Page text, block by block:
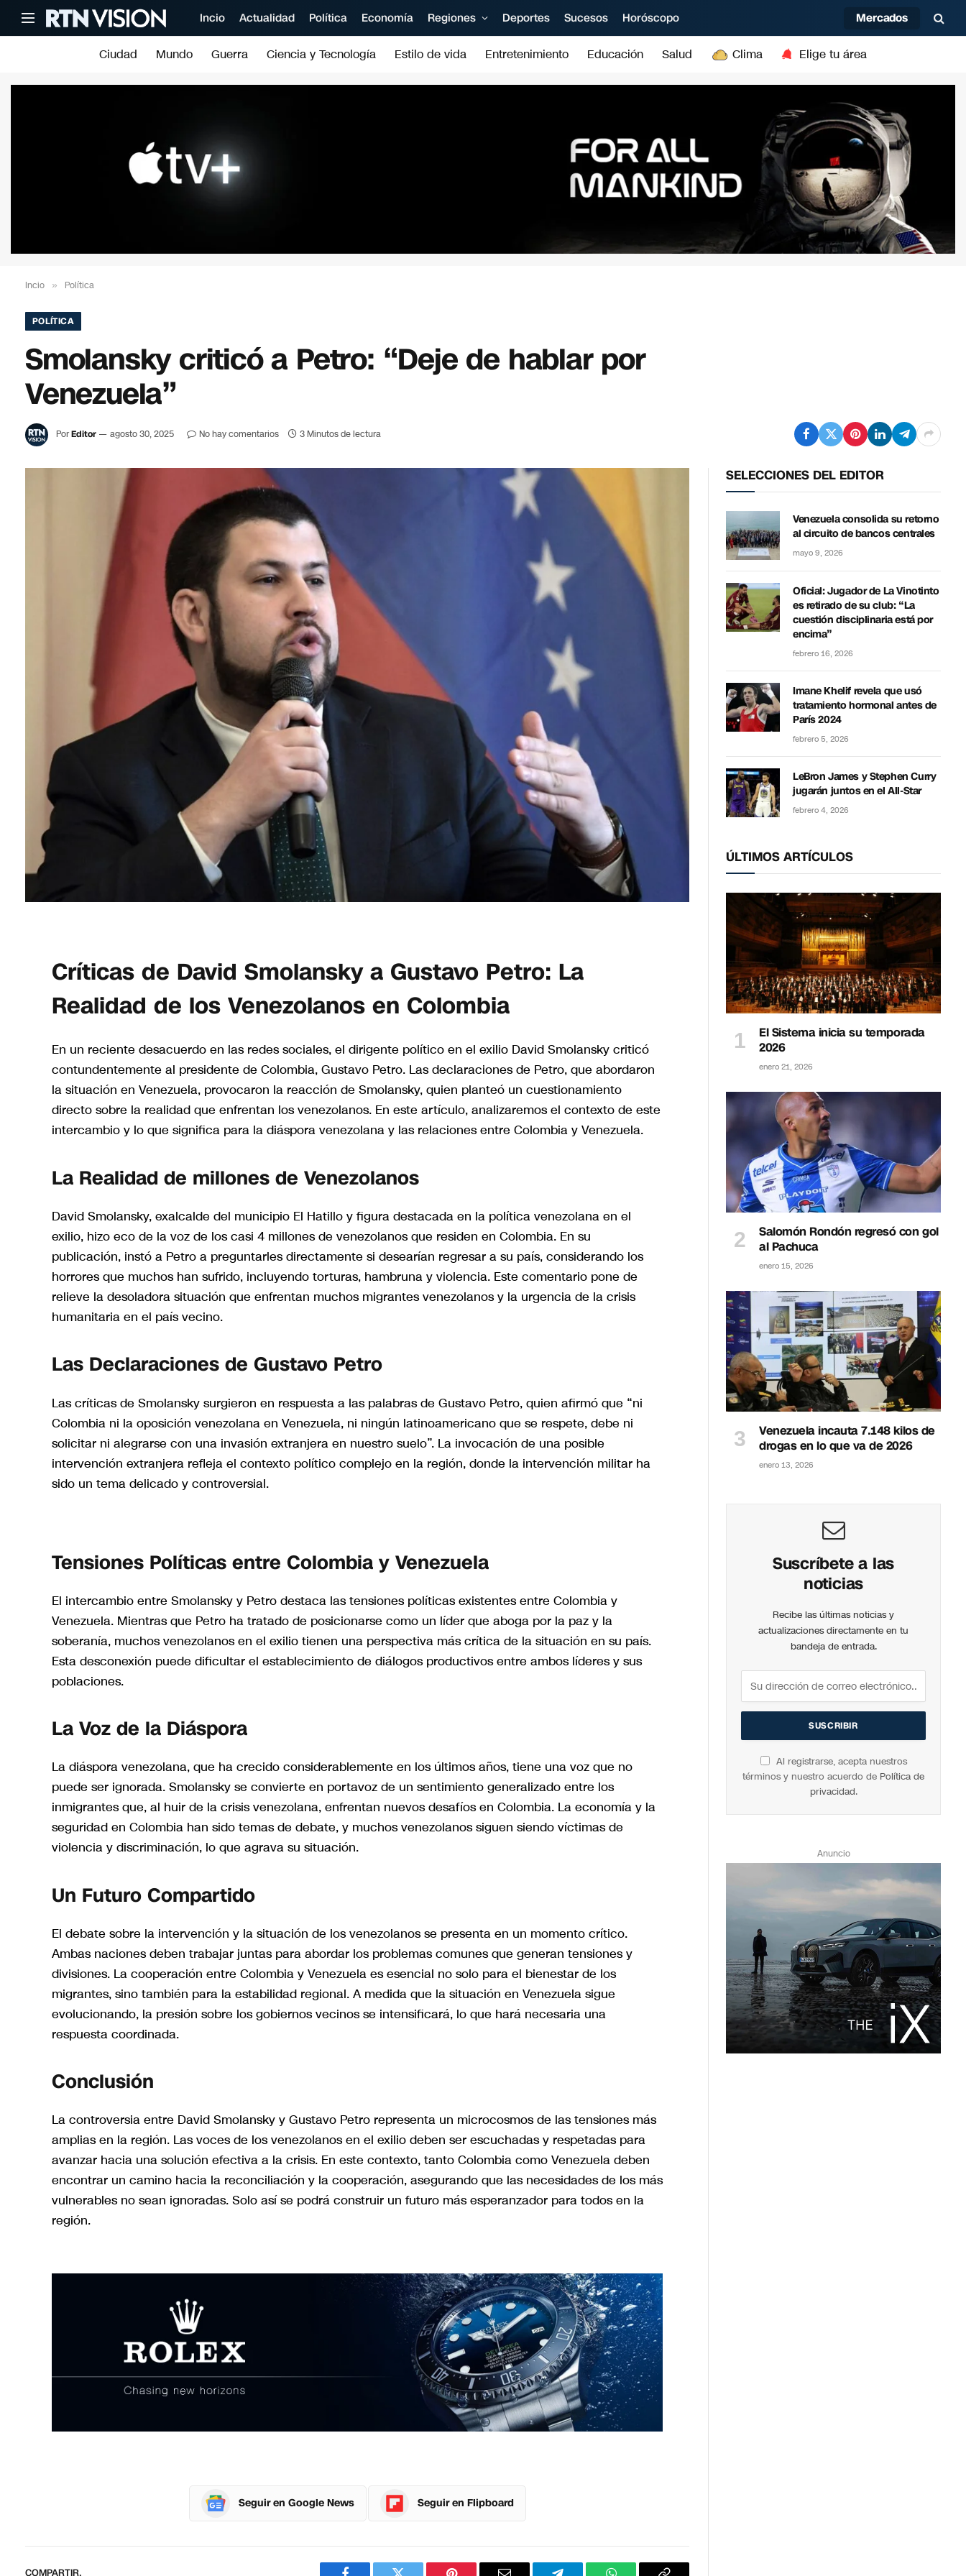
Incio Actualidad Política Economía Regiones Deportes Sucesos Horóscopo Mercados
Ciudad Mundo Guerra Ciencia y Tecnología Estilo de vida Entretenimiento Educación Salud Clima Elige tu área
Incio » Política
POLÍTICA
Smolansky criticó a Petro: “Deje de hablar por
Venezuela”
PorEditor agosto 30, 2025 No hay comentarios 3 Minutos de lectura
Críticas de David Smolansky a Gustavo Petro: La
Realidad de los Venezolanos en Colombia
En un reciente desacuerdo en las redes sociales, el dirigente político en el exilio David Smolansky criticó
contundentemente al presidente de Colombia, Gustavo Petro. Las declaraciones de Petro, que abordaron
la situación en Venezuela, provocaron la reacción de Smolansky, quien planteó un cuestionamiento
directo sobre la realidad que enfrentan los venezolanos. En este artículo, analizaremos el contexto de este
intercambio y lo que significa para la diáspora venezolana y las relaciones entre Colombia y Venezuela.
La Realidad de millones de Venezolanos
David Smolansky, exalcalde del municipio El Hatillo y figura destacada en la política venezolana en el
exilio, hizo eco de la voz de los casi 4 millones de venezolanos que residen en Colombia. En su
publicación, instó a Petro a preguntarles directamente si desearían regresar a su país, considerando los
horrores que muchos han sufrido, incluyendo torturas, hambruna y violencia. Este comentario pone de
relieve la desoladora situación que enfrentan muchos migrantes venezolanos y la urgencia de la crisis
humanitaria en el país vecino.
Las Declaraciones de Gustavo Petro
Las críticas de Smolansky surgieron en respuesta a las palabras de Gustavo Petro, quien afirmó que “ni
Colombia ni la oposición venezolana en Venezuela, ni ningún latinoamericano que se respete, debe ni
solicitar ni alegrarse con una invasión extranjera en nuestro suelo”. La invocación de una posible
intervención extranjera refleja el contexto político complejo en la región, donde la intervención militar ha
sido un tema delicado y controversial.
Tensiones Políticas entre Colombia y Venezuela
El intercambio entre Smolansky y Petro destaca las tensiones políticas existentes entre Colombia y
Venezuela. Mientras que Petro ha tratado de posicionarse como un líder que aboga por la paz y la
soberanía, muchos venezolanos en el exilio tienen una perspectiva más crítica de la situación en su país.
Esta desconexión puede dificultar el establecimiento de diálogos productivos entre ambos líderes y sus
poblaciones.
La Voz de la Diáspora
La diáspora venezolana, que ha crecido considerablemente en los últimos años, tiene una voz que no
puede ser ignorada. Smolansky se convierte en portavoz de un sentimiento generalizado entre los
inmigrantes que, al huir de la crisis venezolana, enfrentan nuevos desafíos en Colombia. La economía y la
seguridad en Colombia han sido temas de debate, y muchos venezolanos siguen siendo víctimas de
violencia y discriminación, lo que agrava su situación.
Un Futuro Compartido
El debate sobre la intervención y la situación de los venezolanos se presenta en un momento crítico.
Ambas naciones deben trabajar juntas para abordar los problemas comunes que generan tensiones y
divisiones. La cooperación entre Colombia y Venezuela es esencial no solo para el bienestar de los
migrantes, sino también para la estabilidad regional. A medida que la situación en Venezuela sigue
evolucionando, la presión sobre los gobiernos vecinos se intensificará, lo que hará necesaria una
respuesta coordinada.
Conclusión
La controversia entre David Smolansky y Gustavo Petro representa un microcosmos de las tensiones más
amplias en la región. Las voces de los venezolanos en el exilio deben ser escuchadas y respetadas para
avanzar hacia una solución efectiva a la crisis. En este contexto, tanto Colombia como Venezuela deben
encontrar un camino hacia la reconciliación y la cooperación, asegurando que las necesidades de los más
vulnerables no sean ignoradas. Solo así se podrá construir un futuro más esperanzador para todos en la
región.
Seguir en Google News Seguir en Flipboard
COMPARTIR.
SELECCIONES DEL EDITOR
Venezuela consolida su retorno
al circuito de bancos centrales
mayo 9, 2026
Oficial: Jugador de La Vinotinto
es retirado de su club: “La
cuestión disciplinaria está por
encima”
febrero 16, 2026
Imane Khelif revela que usó
tratamiento hormonal antes de
París 2024
febrero 5, 2026
LeBron James y Stephen Curry
jugarán juntos en el All-Star
febrero 4, 2026
ÚLTIMOS ARTÍCULOS
El Sistema inicia su temporada
2026
enero 21, 2026
Salomón Rondón regresó con gol
al Pachuca
enero 15, 2026
Venezuela incauta 7.148 kilos de
drogas en lo que va de 2026
enero 13, 2026
Suscríbete a las
noticias
Recibe las últimas noticias y
actualizaciones directamente en tu
bandeja de entrada.
Al registrarse, acepta nuestros
términos y nuestro acuerdo de Política de
privacidad.
Anuncio